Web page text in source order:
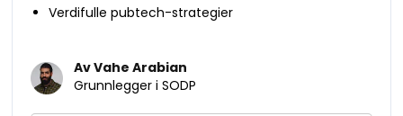
Verdifulle pubtech-strategier
Av Vahe Arabian
Grunnlegger i SODP